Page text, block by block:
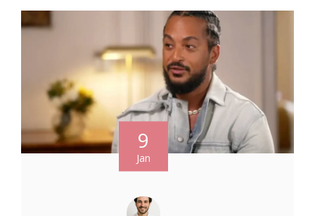
9
Jan